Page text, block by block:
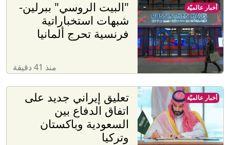
"البيت الروسي" ببرلين-
شبهات استخباراتية
فرنسية تحرج ألمانيا
منذ 41 دقيقة
أخبار عالميّة
تعليق إيراني جديد على
اتفاق الدفاع بين
السعودية وباكستان
وتركيا
أخبار عالميّة